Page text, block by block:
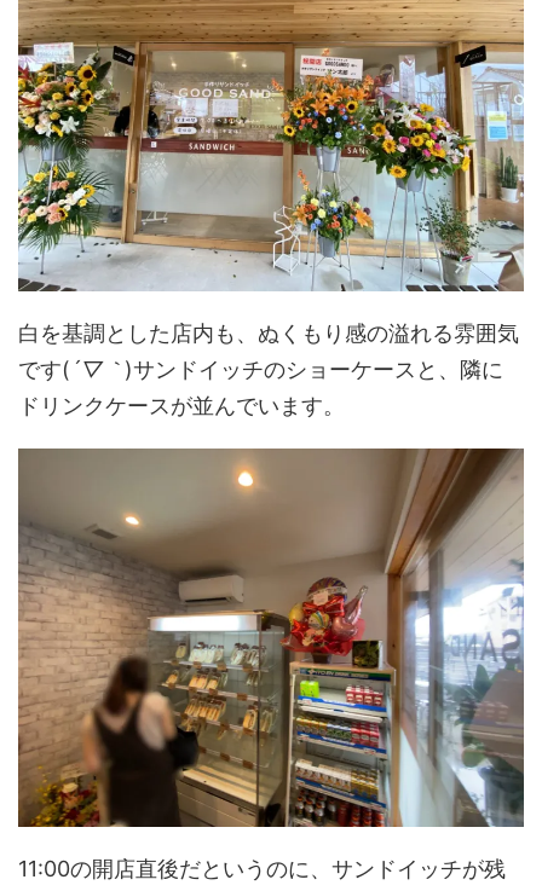
白を基調とした店内も、ぬくもり感の溢れる雰囲気
です( ´▽｀ )サンドイッチのショーケースと、隣に
ドリンクケースが並んでいます。
11:00の開店直後だというのに、サンドイッチが残